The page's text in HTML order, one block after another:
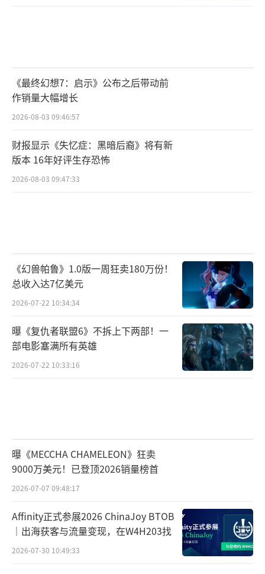
《最终幻想7：启示》公布之后带动前
作销量大幅增长
2026-08-03 09:46:57
财报显示《失忆症：黑暗后裔》将有新
版本 16年好评生存恐怖
2026-08-03 09:47:33
《幻兽帕鲁》1.0版一周狂卖180万份！
总收入达7亿美元
2026-07-22 10:34:34
曝《复仇者联盟6》不拆上下两部！一
部电影塞满所有英雄
2026-07-22 10:33:16
曝《MECCHA CHAMELEON》狂卖
9000万美元！已登顶2026销量榜首
2026-07-07 09:48:17
Affinity正式参展2026 ChinaJoy BTOB
｜出海获客与流量变现，在W4H203找
2026-07-30 10:49:33